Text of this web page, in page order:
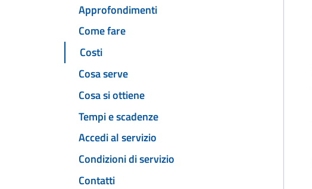
Approfondimenti
Come fare
Costi
Cosa serve
Cosa si ottiene
Tempi e scadenze
Accedi al servizio
Condizioni di servizio
Contatti